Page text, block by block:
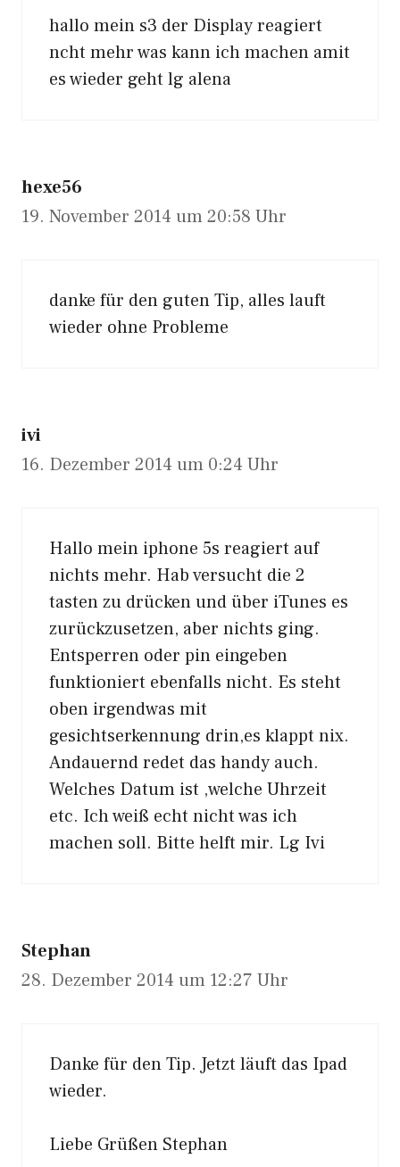
hallo mein s3 der Display reagiert
ncht mehr was kann ich machen amit
es wieder geht lg alena
hexe56
19. November 2014 um 20:58 Uhr
danke für den guten Tip, alles lauft
wieder ohne Probleme
ivi
16. Dezember 2014 um 0:24 Uhr
Hallo mein iphone 5s reagiert auf
nichts mehr. Hab versucht die 2
tasten zu drücken und über iTunes es
zurückzusetzen, aber nichts ging.
Entsperren oder pin eingeben
funktioniert ebenfalls nicht. Es steht
oben irgendwas mit
gesichtserkennung drin,es klappt nix.
Andauernd redet das handy auch.
Welches Datum ist ,welche Uhrzeit
etc. Ich weiß echt nicht was ich
machen soll. Bitte helft mir. Lg Ivi
Stephan
28. Dezember 2014 um 12:27 Uhr
Danke für den Tip. Jetzt läuft das Ipad
wieder.
Liebe Grüßen Stephan